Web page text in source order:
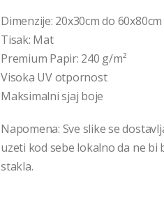
Dimenzije: 20x30cm do 60x80cm
Tisak: Mat
Premium Papir: 240 g/m²
Visoka UV otpornost
Maksimalni sjaj boje
Napomena: Sve slike se
uzeti kod sebe lokalno da ne
stakla.